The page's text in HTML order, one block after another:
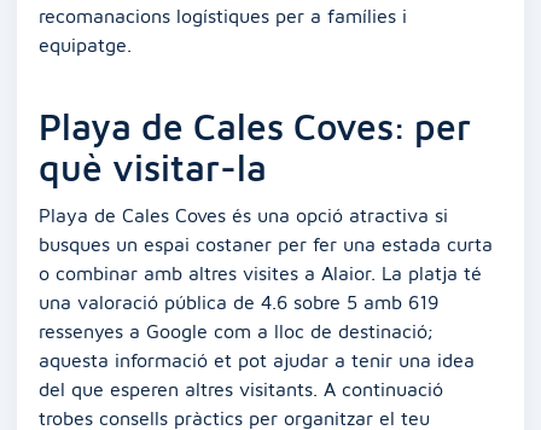
recomanacions logístiques per a famílies i
equipatge.
Playa de Cales Coves: per
què visitar-la
Playa de Cales Coves és una opció atractiva si
busques un espai costaner per fer una estada curta
o combinar amb altres visites a Alaior. La platja té
una valoració pública de 4.6 sobre 5 amb 619
ressenyes a Google com a lloc de destinació;
aquesta informació et pot ajudar a tenir una idea
del que esperen altres visitants. A continuació
trobes consells pràctics per organitzar el teu